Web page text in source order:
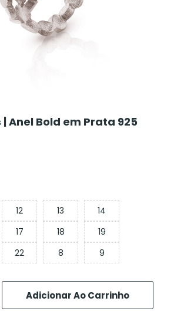
Anel Bold em Prata 925
12 13
14
17 18
19
22 8 9
Adicionar Ao Carrinho